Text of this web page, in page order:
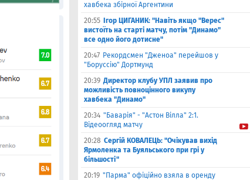
хавбека збірної Аргентини
20:55
Ігор ЦИГАНИК: "Навіть якщо "Верес"
вистоїть на старті матчу, потім "Динамо"
все одно його дотисне"
20:47 Рекордсмен "Дженоа" перейшов у
"Боруссію" Дортмунд
20:39 Директор клубу УПЛ заявив про
можливість повноцінного викупу
хавбека "Динамо"
20:34 "Баварія" - "Астон Вілла" 2:1.
Відеоогляд матчу
20:28 Сергій КОВАЛЕЦЬ: "Очікував вихід
Ярмоленка та Буяльського при грі у
більшості"
20:19 "Парма" офіційно взяла в оренду